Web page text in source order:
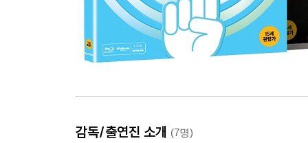
S#45. 치킨집에서 일하는 동우
S#47. 책 고르는 경재와 소민
S#55~56. 경재의 아픈 사람
S#58. 미술학원에서의 소희
S#83. 경재와 소민의 배드씬
- 프로모션 (19:00)
감독/출연진 소개 (7명)